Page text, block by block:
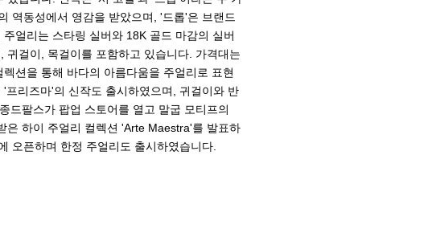
역동성에서 영감을 받았으며, '드롭'은 브랜드
얼리는 스타링 실버와 18K 골드 마감의 실버
걸이, 목걸이를 포함하고 있습니다. 가격대는
션을 통해 바다의 아름다움을 주얼리로 표현
리즈마'의 신작도 출시하였으며, 귀걸이와 반
드팔스가 팝업 스토어를 열고 말굽 모티프의
은 하이 주얼리 컬렉션 'Arte Maestra'를 발표하
오픈하며 한정 주얼리도 출시하였습니다.